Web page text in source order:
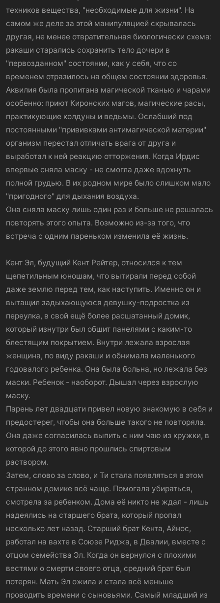
техников вещества, "необходимые для жизни". На
самом же деле за этой манипуляцией скрывалась
другая, не менее отвратительная биологически схема:
ракаши старались сохранить тело дочери в
"первозданном" состоянии, как у себя, что со
временем отразилось на общем состоянии здоровья.
Аквилия была пропитана магической тканью и чарами
особенно: приют Киронских магов, магические расы,
практикующие колдуны и ведьмы. Ослабший под
постоянными "прививками антимагической материи"
организм перестал отличать врага от друга и
выработал к ней реакцию отторжения. Когда Ирдис
впервые сняла маску - не смогла даже вдохнуть
полной грудью. В их родном мире было слишком мало
"пригодного" для дыхания воздуха.
Она сняла маску лишь один раз и больше не решалась
повторять этого опыта. Возможно из-за того, что
встреча с одним пареньком изменила её жизнь.
Кент Эл, будущий Кент Рейтер, относился к тем
щепетильным юношам, что вытирали перед собой
даже землю перед тем, как наступить. Именно он и
вытащил задыхающуюся девушку-подростка из
переулка, в свой ещё более расшатанный домик,
который изнутри был обшит панелями с каким-то
блестящим покрытием. Внутри лежала взрослая
женщина, по виду ракаши и обнимала маленького
годовалого ребенка. Она была больна, но лежала без
маски. Ребенок - наоборот. Дышал через взрослую
маску.
Парень лет двадцати привел новую знакомую в себя и
предостерег, чтобы она больше такого не повторяла.
Она даже согласилась выпить с ним чаю из кружки, в
которой до этого явно прошлись спиртовым
раствором.
Затем, слово за слово, и Ти стала появляться в этом
странном домике всё чаще. Помогала убираться,
смотрела за ребенком. Дома её никто не ждал - лишь
надеялись на старшего брата, который пропал
несколько лет назад. Старший брат Кента, Айнос,
работал на вахте в Союзе Риджа, в Двалии, вместе с
отцом семейства Эл. Когда он вернулся с плохими
вестями о смерти своего отца, средний брат был
потерян. Мать Эл ожила и стала всё меньше
проводить времени с сыновьями. Самый младший из